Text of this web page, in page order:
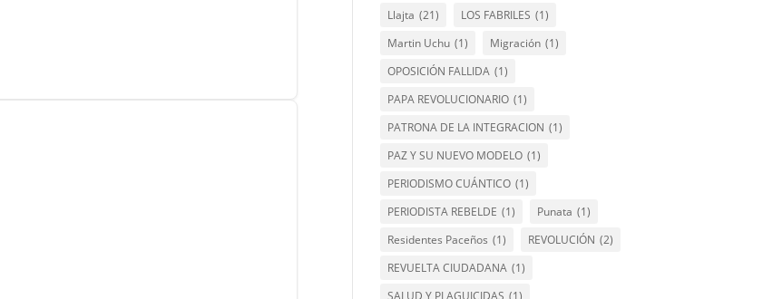
Llajta (21) LOS FABRILES (1)
Martin Uchu (1) Migración (1)
OPOSICIÓN FALLIDA (1)
PAPA REVOLUCIONARIO (1)
PATRONA DE LA INTEGRACION (1)
PAZ Y SU NUEVO MODELO (1)
PERIODISMO CUÁNTICO (1)
PERIODISTA REBELDE (1) Punata (1)
Residentes Paceños (1) REVOLUCIÓN (2)
REVUELTA CIUDADANA (1)
SALUD Y PLAGUICIDAS (1)